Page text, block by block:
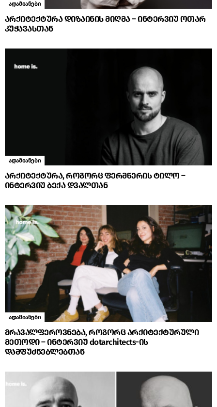
ადამიანები
არქიტექტურა დიზაინის მიღმა – ინტერვიუ ოთარ
კუჭავასთან
ადამიანები
არქიტექტურა, როგორც ფერმწერის ტილო –
ინტერვიუ ბექა დვალთან
ადამიანები
მრავალფეროვნება, როგორც არქიტექტურული
მეთოდი – ინტერვიუ dotarchitects-ის
დამფუძნებლებთან